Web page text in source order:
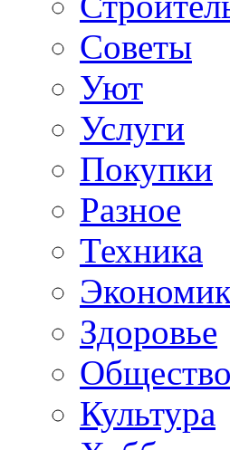
Советы
Уют
Услуги
Покупки
Разное
Техника
Здоровье
Общество
Культура